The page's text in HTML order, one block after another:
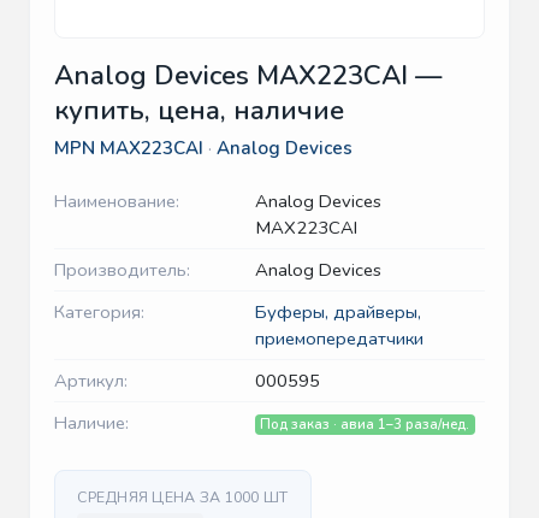
Analog Devices MAX223CAI —
купить, цена, наличие
MPN MAX223CAI · Analog Devices
Наименование:
Analog Devices
MAX223CAI
Производитель:
Analog Devices
Категория:
Буферы, драйверы,
приемопередатчики
Артикул:
000595
Наличие:
Под заказ · авиа 1–3 раза/нед.
СРЕДНЯЯ ЦЕНА ЗА 1000 ШТ